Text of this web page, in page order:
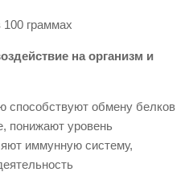
100 граммах
на организм и
способствуют обмену белков
понижают уровень
иммунную систему,